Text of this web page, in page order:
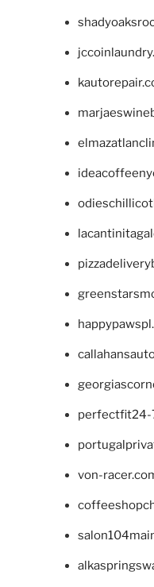
perfectfit24-
von-